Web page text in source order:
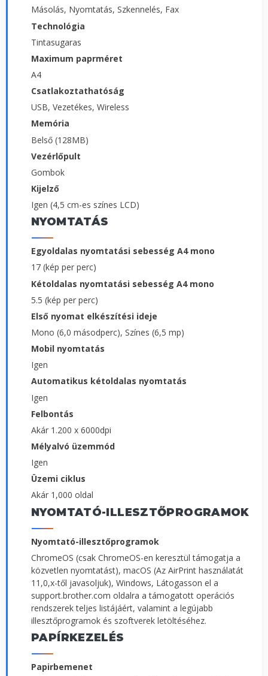
Másolás, Nyomtatás, Szkennelés, Fax
Technológia
Tintasugaras
Maximum paprméret
A4
Csatlakoztathatóság
USB, Vezetékes, Wireless
Memória
Belső (128MB)
Vezérlőpult
Gombok
Kijelző
Igen (4,5 cm-es színes LCD)
NYOMTATÁS
Egyoldalas nyomtatási sebesség A4 mono
17 (kép per perc)
Kétoldalas nyomtatási sebesség A4 mono
5.5 (kép per perc)
Első nyomat elkészítési ideje
Mono (6,0 másodperc), Színes (6,5 mp)
Mobil nyomtatás
Igen
Automatikus kétoldalas nyomtatás
Igen
Felbontás
Akár 1.200 x 6000dpi
Mélyalvó üzemmód
Igen
Üzemi ciklus
Akár 1,000 oldal
NYOMTATÓ-ILLESZTŐPROGRAMOK
Nyomtató-illesztőprogramok
ChromeOS (csak ChromeOS-en keresztül támogatja a
közvetlen nyomtatást), macOS (Az AirPrint használatát
11,0,x-től javasoljuk), Windows, Látogasson el a
support.brother.com oldalra a támogatott operációs
rendszerek teljes listájáért, valamint a legújabb
illesztőprogramok és szoftverek letöltéséhez.
PAPÍRKEZELÉS
Papirbemenet